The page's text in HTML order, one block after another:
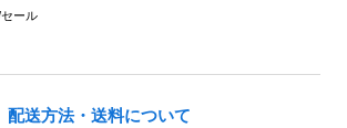
ール
配送方法・送料について